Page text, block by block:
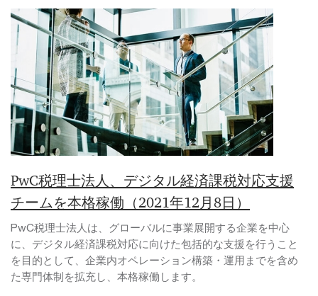
PwC税理士法人、デジタル経済課税対応支援
チームを本格稼働（2021年12月8日）
PwC税理士法人は、グローバルに事業展開する企業を中心
に、デジタル経済課税対応に向けた包括的な支援を行うこと
を目的として、企業内オペレーション構築・運用までを含め
た専門体制を拡充し、本格稼働します。